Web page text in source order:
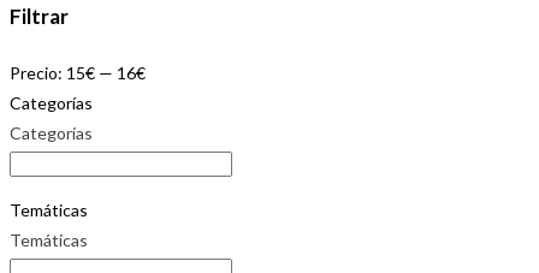
Filtrar
Precio: 15€ — 16€
Categorías
Categorías
Temáticas
Temáticas